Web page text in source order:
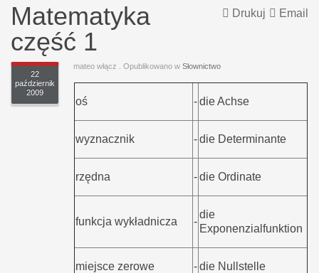
Email
Drukuj
Matematyka
część 1
mateo włącz
22
październik
2009
. Opublikowano w Słownictwo
oś -die Achse
wyznacznik -die Determinante
rzędna -die Ordinate
funkcja wykładnicza -
die
Exponenzialfunktion
miejsce zerowe -die Nullstelle